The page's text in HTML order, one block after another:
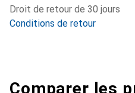
Droit de retour de 30 jours
Conditions de retour
Comparer les